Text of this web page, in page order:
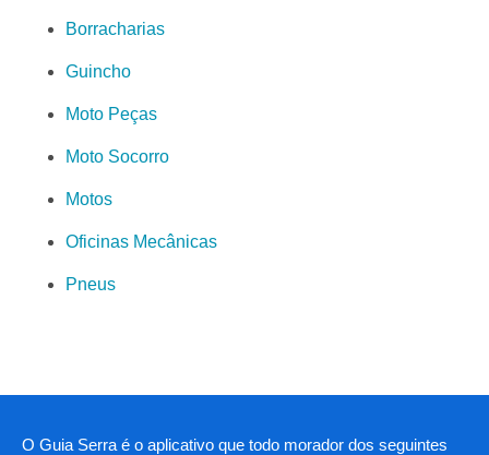
Borracharias
Guincho
Moto Peças
Moto Socorro
Motos
Oficinas Mecânicas
Pneus
O Guia Serra é o aplicativo que todo morador dos seguintes